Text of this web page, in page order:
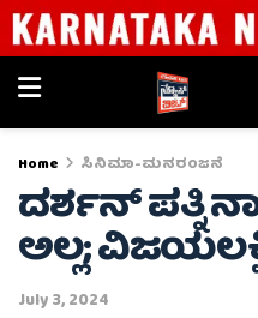
Home ಸಿನಿಮಾ-ಮನರಂಜನೆ
ದರ್ಶನ್ ಪತ್ನಿ
ಅಲ್ಲ;
July 3, 2024